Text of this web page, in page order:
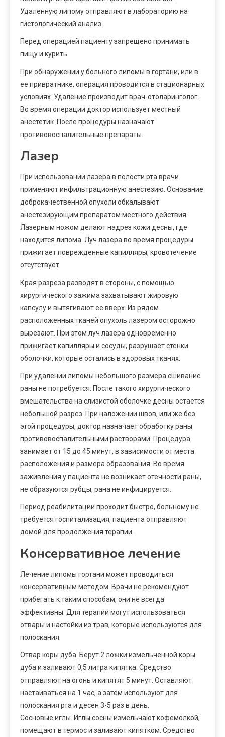
Удаленную липому отправляют в лабораторию на
гистологический анализ.
Перед операцией пациенту запрещено принимать
пищу и курить.
При обнаружении у больного липомы в гортани, или в
ее привратнике, операция проводится в стационарных
условиях. Удаление производит врач-отоларинголог.
Во время операции доктор использует местный
анестетик. После процедуры назначают
противовоспалительные препараты.
Лазер
При использовании лазера в полости рта врачи
применяют инфильтрационную анестезию. Основание
доброкачественной опухоли обкалывают
анестезирующим препаратом местного действия.
Лазерным ножом делают надрез кожи десны, где
находится липома. Луч лазера во время процедуры
прижигает поврежденные капилляры, кровотечение
отсутствует.
Края разреза разводят в стороны, с помощью
хирургического зажима захватывают жировую
капсулу и вытягивают ее вверх. Из рядом
расположенных тканей опухоль лазером осторожно
вырезают. При этом луч лазера одновременно
прижигает капилляры и сосуды, разрушает стенки
оболочки, которые остались в здоровых тканях.
При удалении липомы небольшого размера сшивание
раны не потребуется. После такого хирургического
вмешательства на слизистой оболочке десны остается
небольшой разрез. При наложении швов, или же без
этой процедуры, доктор назначает обработку раны
противовоспалительными растворами. Процедура
занимает от 15 до 45 минут, в зависимости от места
расположения и размера образования. Во время
заживления у пациента не возникает отечности раны,
не образуются рубцы, рана не инфицируется.
Период реабилитации проходит быстро, больному не
требуется госпитализация, пациента отправляют
домой для продолжения терапии.
Консервативное лечение
Лечение липомы гортани может проводиться
консервативным методом. Врачи не рекомендуют
прибегать к таким способам, они не всегда
эффективны. Для терапии могут использоваться
отвары и настойки из трав, которые используются для
полоскания:
Отвар коры дуба. Берут 2 ложки измельченной коры
дуба и заливают 0,5 литра кипятка. Средство
отправляют на огонь и кипятят 5 минут. Оставляют
настаиваться на 1 час, а затем используют для
полоскания рта и десен 3-5 раз в день.
Сосновые иглы. Иглы сосны измельчают кофемолкой,
помещают в термос и заливают кипятком. Средство